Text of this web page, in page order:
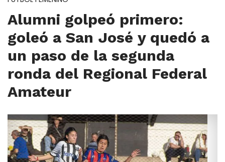
Alumni golpeó primero:
goleó a San José y quedó a
un paso de la segunda
ronda del Regional Federal
Amateur